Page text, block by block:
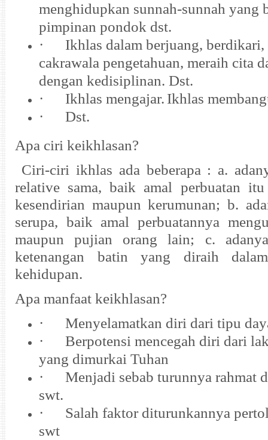
menghidupkan sunnah-sunnah yang
pimpinan pondok dst.
·
Ikhlas dalam berjuang, berdikari,
cakrawala pengetahuan, meraih cita
dengan kedisiplinan. Dst.
·
Ikhlas mengajar. Ikhlas
·
Dst.
Apa ciri keikhlasan?
Ciri-ciri ikhlas ada beberapa : a.
relative sama, baik amal perbuatan
kesendirian maupun kerumunan; b.
serupa, baik amal perbuatannya
maupunpujian orang lain; c.
ketenangan batin yang diraih
kehidupan.
Apa manfaat keikhlasan?
·
Menyelamatkan diri dari tipu
·
Berpotensi mencegah diri dari
yang dimurkai Tuhan
·
Menjadi sebab turunnya rahmat
swt.
·
Salah faktor diturunkannya
swt